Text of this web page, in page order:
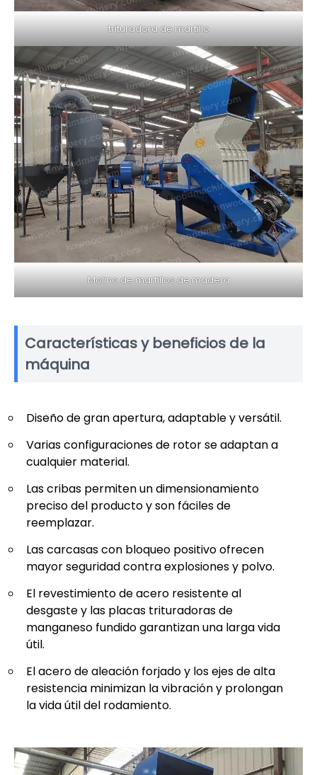
trituradora de martillo
Molino de martillos de madera
Características y beneficios de la
máquina
Diseño de gran apertura, adaptable y versátil.
Varias configuraciones de rotor se adaptan a
cualquier material.
Las cribas permiten un dimensionamiento
preciso del producto y son fáciles de
reemplazar.
Las carcasas con bloqueo positivo ofrecen
mayor seguridad contra explosiones y polvo.
El revestimiento de acero resistente al
desgaste y las placas trituradoras de
manganeso fundido garantizan una larga vida
útil.
El acero de aleación forjado y los ejes de alta
resistencia minimizan la vibración y prolongan
la vida útil del rodamiento.